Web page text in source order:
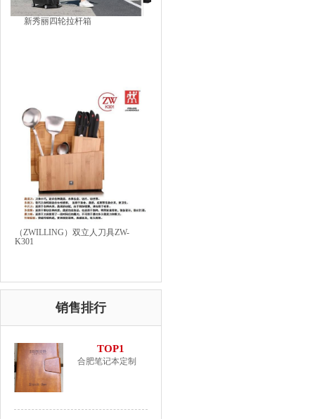
新秀丽四轮拉杆箱
（ZWILLING）双立人刀具ZW-
K301
销售排行
TOP1
合肥笔记本定制